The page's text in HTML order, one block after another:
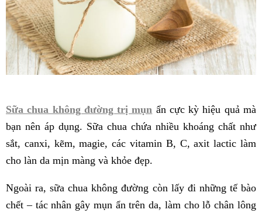
Sữa chua không đường trị mụn ẩn cực kỳ hiệu quả mà
bạn nên áp dụng. Sữa chua chứa nhiều khoáng chất như
sắt, canxi, kẽm, magie, các vitamin B, C, axit lactic làm
cho làn da mịn màng và khỏe đẹp.
Ngoài ra, sữa chua không đường còn lấy đi những tế bào
chết – tác nhân gây mụn ẩn trên da, làm cho lỗ chân lông